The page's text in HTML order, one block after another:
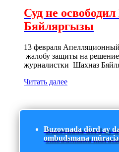
Суд не
Бяйляргызы
13 февраля
жалобу защиты на решение
журналистки Шахназ
Читать далее
Buzovnada dörd ay
ombudsmana